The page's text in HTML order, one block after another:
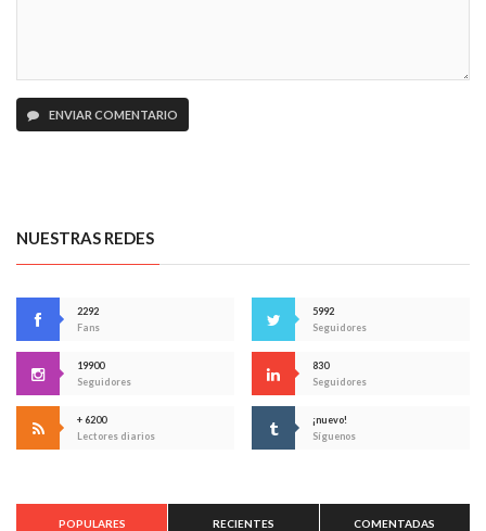
ENVIAR COMENTARIO
NUESTRAS REDES
2292
Fans
5992
Seguidores
19900
Seguidores
830
Seguidores
+ 6200
Lectores diarios
¡nuevo!
Síguenos
POPULARES RECIENTES COMENTADAS